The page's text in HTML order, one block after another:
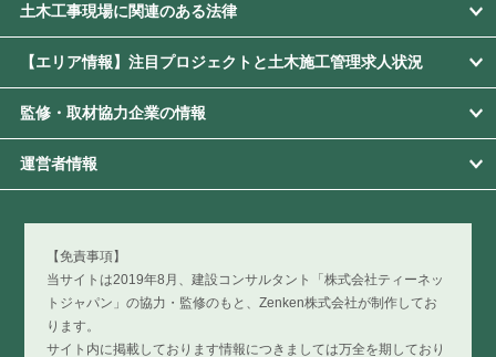
土木工事現場に関連のある法律
【エリア情報】注目プロジェクトと土木施工管理求人状況
監修・取材協力企業の情報
運営者情報
【免責事項】
当サイトは2019年8月、建設コンサルタント「株式会社ティーネッ
トジャパン」の協力・監修のもと、Zenken株式会社が制作してお
ります。
サイト内に掲載しております情報につきましては万全を期しており